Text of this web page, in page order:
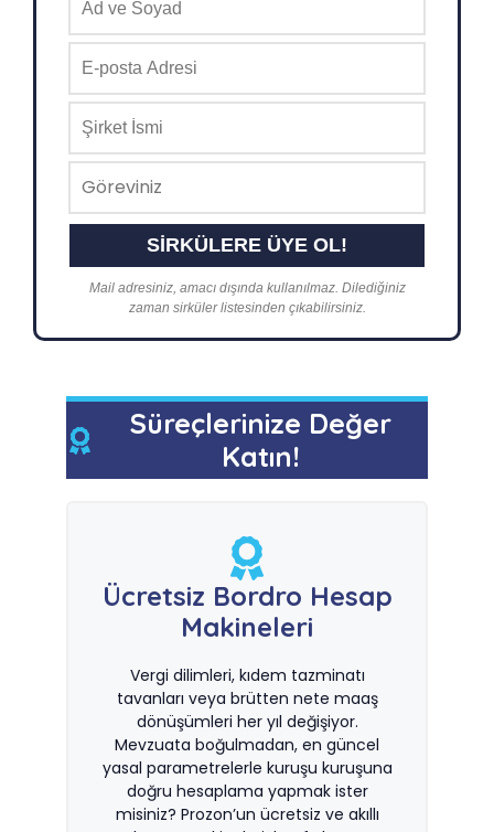
Mail adresiniz, amacı dışında kullanılmaz. Dilediğiniz
zaman sirküler listesinden çıkabilirsiniz.
Süreçlerinize Değer
Katın!
Ücretsiz Bordro Hesap
Makineleri
Vergi dilimleri, kıdem tazminatı
tavanları veya brütten nete maaş
dönüşümleri her yıl değişiyor.
Mevzuata boğulmadan, en güncel
yasal parametrelerle kuruşu kuruşuna
doğru hesaplama yapmak ister
misiniz? Prozon’un ücretsiz ve akıllı